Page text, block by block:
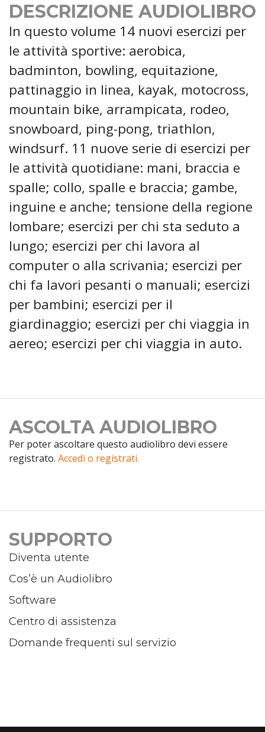
DESCRIZIONE AUDIOLIBRO
In questo volume 14 nuovi esercizi per
le attività sportive: aerobica,
badminton, bowling, equitazione,
pattinaggio in linea, kayak, motocross,
mountain bike, arrampicata, rodeo,
snowboard, ping-pong, triathlon,
windsurf. 11 nuove serie di esercizi per
le attività quotidiane: mani, braccia e
spalle; collo, spalle e braccia; gambe,
inguine e anche; tensione della regione
lombare; esercizi per chi sta seduto a
lungo; esercizi per chi lavora al
computer o alla scrivania; esercizi per
chi fa lavori pesanti o manuali; esercizi
per bambini; esercizi per il
giardinaggio; esercizi per chi viaggia in
aereo; esercizi per chi viaggia in auto.
ASCOLTA AUDIOLIBRO
Per poter ascoltare questo audiolibro devi essere
registrato. Accedi o registrati.
SUPPORTO
Diventa utente
Cos’è un Audiolibro
Software
Centro di assistenza
Domande frequenti sul servizio